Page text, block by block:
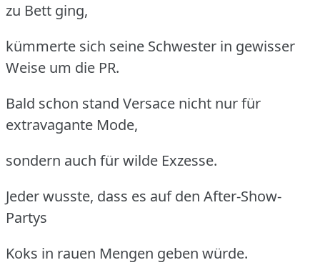
zu Bett ging,
kümmerte sich seine Schwester in gewisser
Weise um die PR.
Bald schon stand Versace nicht nur für
extravagante Mode,
sondern auch für wilde Exzesse.
Jeder wusste, dass es auf den After-Show-
Partys
Koks in rauen Mengen geben würde.